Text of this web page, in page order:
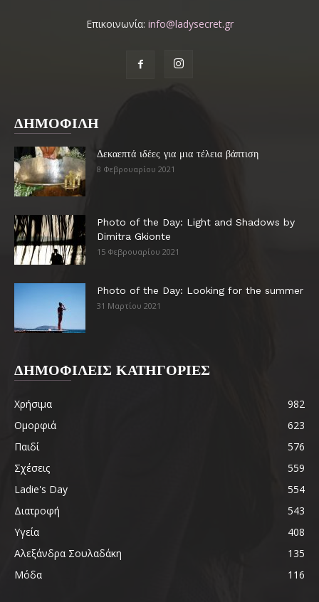
Επικοινωνία: info@ladysecret.gr
ΔΗΜΟΦΙΛΗ
Δεκαεπτά ιδέες για μια τέλεια βάπτιση
8 Φεβρουαρίου 2021
Photo of the Day: Light and Shadows by
Dimitra Gkionte
15 Φεβρουαρίου 2021
Photo of the Day: Looking for the summer
31 Μαρτίου 2021
ΔΗΜΟΦΙΛΕΙΣ ΚΑΤΗΓΟΡΙΕΣ
Χρήσιμα
982
Ομορφιά
623
Παιδί
576
Σχέσεις
559
Ladie's Day
554
Διατροφή
543
Υγεία
408
Αλεξάνδρα Σουλαδάκη
135
Μόδα
116